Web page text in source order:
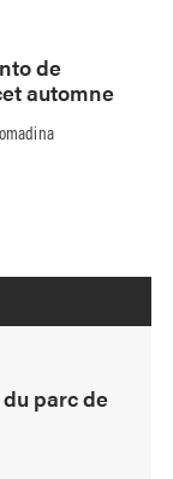
de
automne
parc de